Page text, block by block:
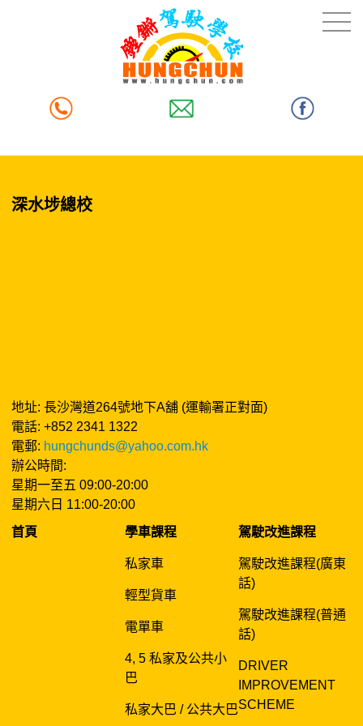
深水埗總校
地址: 長沙灣道264號地下A舖 (運輸署正對面)
電話: +852 2341 1322
電郵: hungchunds@yahoo.com.hk
辦公時間:
星期一至五 09:00-20:00
星期六日 11:00-20:00
首頁
學車課程
私家車
輕型貨車
電單車
4, 5 私家及公共小
巴
私家大巴 / 公共大巴
駕駛改進課程
駕駛改進課程(廣東
話)
駕駛改進課程(普通
話)
DRIVER
IMPROVEMENT
SCHEME